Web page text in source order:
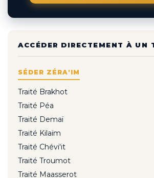
ACCÉDER DIRECTEMENT À UN
SÉDER ZÉRA'IM
Traité Brakhot
Traité Péa
Traité Demaï
Traité Kilaïm
Traité Chévi'it
Traité Troumot
Traité Maasserot